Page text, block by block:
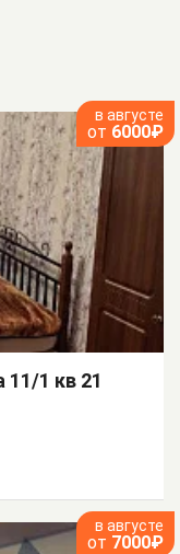
в августе
от 6000₽
11/1 кв 21
в августе
от 7000₽